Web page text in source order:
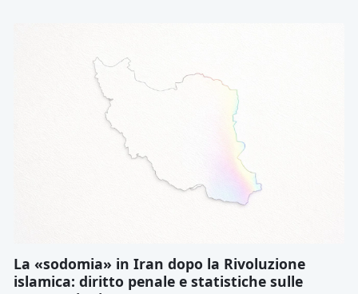
La «sodomia» in Iran dopo la Rivoluzione
islamica: diritto penale e statistiche sulle